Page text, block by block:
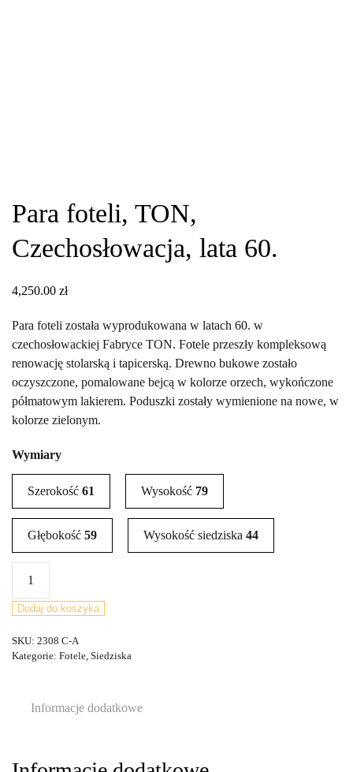
Para foteli, TON,
Czechosłowacja, lata 60.
4,250.00 zł
Para foteli została wyprodukowana w latach 60. w
czechosłowackiej Fabryce TON. Fotele przeszły kompleksową
renowację stolarską i tapicerską. Drewno bukowe zostało
oczyszczone, pomalowane bejcą w kolorze orzech, wykończone
półmatowym lakierem. Poduszki zostały wymienione na nowe, w
kolorze zielonym.
Wymiary
Szerokość 61 Wysokość 79
Głębokość 59 Wysokość siedziska 44
foteli,
Czechosłowacja,
Dodaj do koszyka
SKU: 2308 C-A
Kategorie: Fotele, Siedziska
Informacje dodatkowe